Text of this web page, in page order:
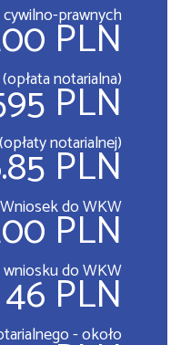
prawnych
PLN
notarialna)
PLN
notarialnej)
PLN
Wniosek do WKW
PLN
do WKW
46 PLN
- około